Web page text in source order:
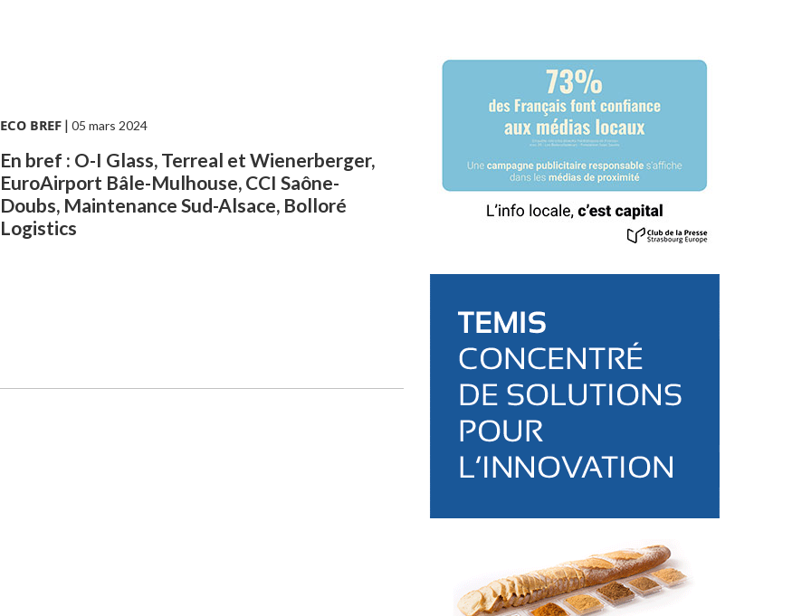
ECO BREF| 05 mars 2024
En bref : O-I Glass, Terreal et Wienerberger,
EuroAirport Bâle-Mulhouse, CCI Saône-
Doubs, Maintenance Sud-Alsace, Bolloré
Logistics